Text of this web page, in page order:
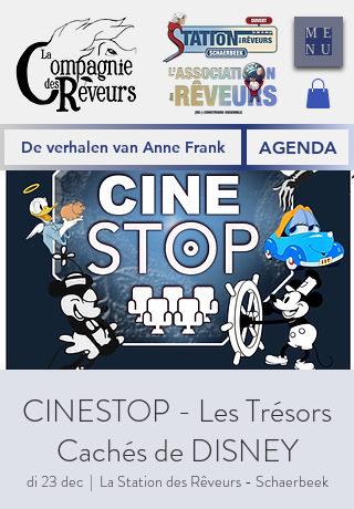
De verhalen van Anne Frank AGENDA
ME
NU
CINESTOP - Les Trésors
Cachés de DISNEY
di 23 dec
  |
La Station des Rêveurs - Schaerbeek